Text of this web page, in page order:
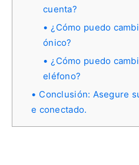
cuenta?
¿Cómo puedo
ónico?
¿Cómo puedo
eléfono?
Conclusión: Asegure
e conectado.